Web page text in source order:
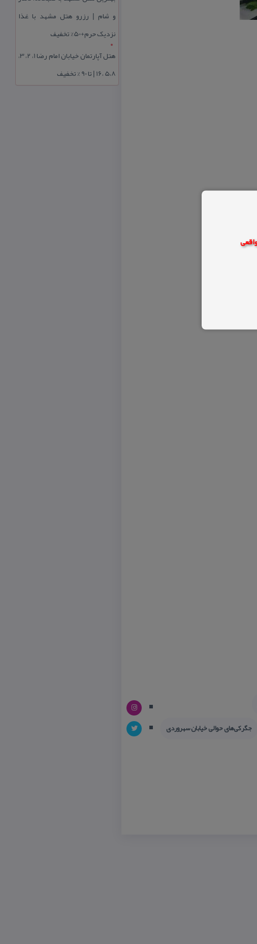
جگركی‌های حوالی خیابان سهروردی
و شام | رزرو هتل مشهد با غذا
نزدیک حرم+50% تخفیف
هتل آپارتمان خیابان امام رضا 1، 2، 3،
5،8 ،16 | تا 90 % تخفیف